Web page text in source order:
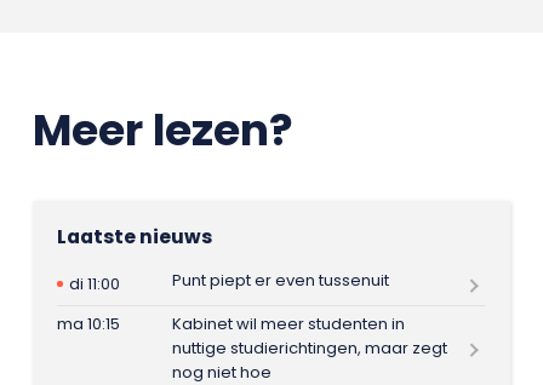
Meer lezen?
Laatste nieuws
di 11:00
Punt piept er even tussenuit
ma 10:15
Kabinet wil meer studenten in
nuttige studierichtingen, maar zegt
nog niet hoe